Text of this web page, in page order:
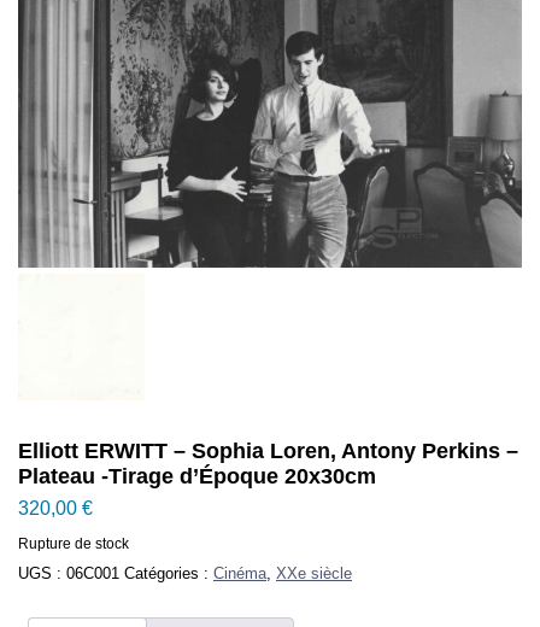
Elliott ERWITT – Sophia Loren, Antony Perkins –
Plateau -Tirage d’Époque 20x30cm
320,00 €
Rupture de stock
UGS : 06C001 Catégories : Cinéma XXe siècle